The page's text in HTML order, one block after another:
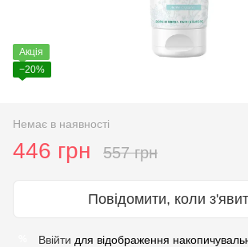
Акція
−20%
Немає в наявності
446 грн 557 грн
Повідомити, коли
Ввійти для відображення